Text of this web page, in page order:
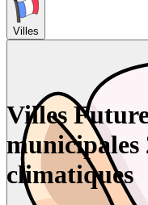
Villes
Villes
municipales
climatiques